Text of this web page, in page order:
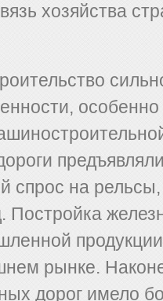
хозяйства
особенно
спрос на
Постройка
продукции
рынке.
дорог имело